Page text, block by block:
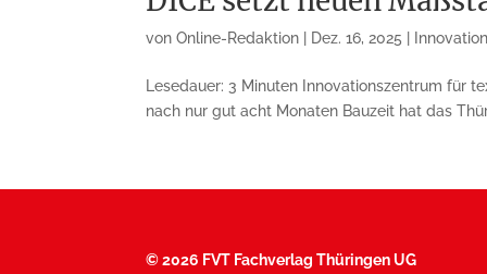
vonOnline-Redaktion Dez. 16, 2025
Lesedauer: 3 Minuten Innovationszentrum für
nach nur gut acht Monaten Bauzeit hat das
©2026 FVT Fachverlag Thüringen UG